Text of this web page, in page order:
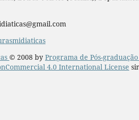
© 2008 by Programa de Pós-
4.0 International License